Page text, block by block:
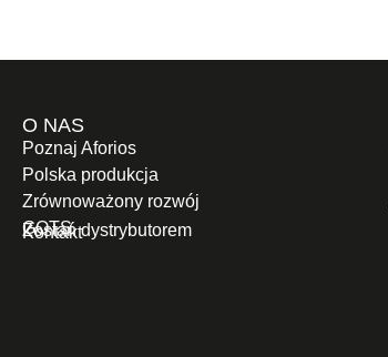
O NAS
Poznaj Aforios
Polska produkcja
Zrównoważony rozwój
GOTS
Zostań dystrybutorem
Kontakt